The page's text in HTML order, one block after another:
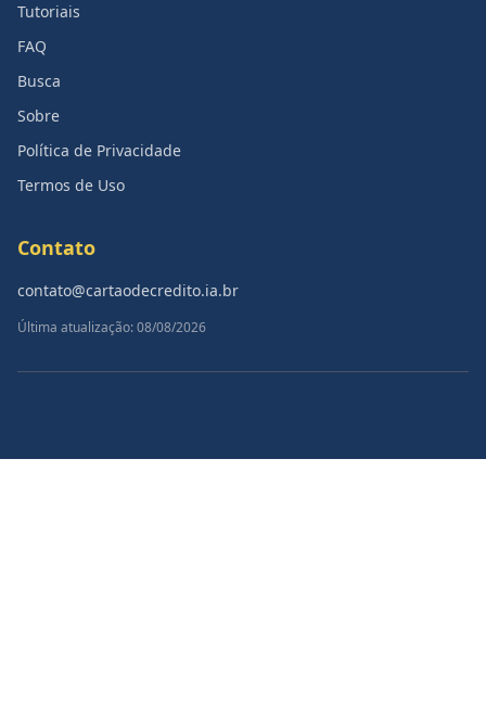
Tutoriais
FAQ
Busca
Sobre
Política de Privacidade
Termos de Uso
Contato
contato@cartaodecredito.ia.br
Última atualização: 08/08/2026